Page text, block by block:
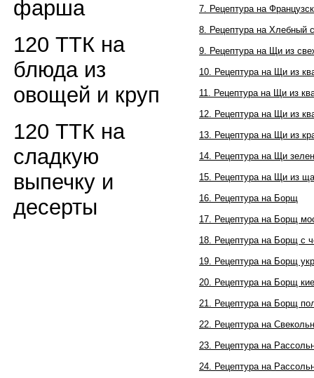
фарша
120 ТТК на
блюда из
овощей и круп
120 ТТК на
сладкую
выпечку и
десерты
7. Рецептура на
8. Рецептура на Хлебный
9. Рецептура на Щи из
10. Рецептура на Щи из
11. Рецептура на Щи из
12. Рецептура на Щи из
13. Рецептура на Щи из
14. Рецептура на Щи
15. Рецептура на Щи из
16. Рецептура на Борщ
17. Рецептура на Борщ
18. Рецептура на Борщ с
19. Рецептура на Борщ
20. Рецептура на Борщ
21. Рецептура на Борщ
22. Рецептура на
23. Рецептура на
24. Рецептура на